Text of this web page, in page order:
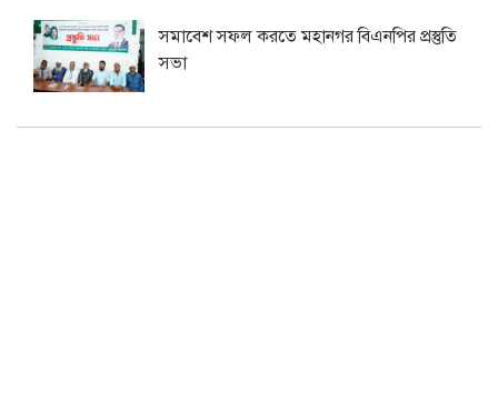
সমাবেশ সফল করতে মহানগর বিএনপির প্রস্তুতি
সভা